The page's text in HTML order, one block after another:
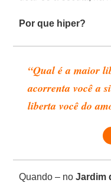
Por que hiper?
“Qual é a maior
acorrenta você a
liberta você do
Quando – noJardim